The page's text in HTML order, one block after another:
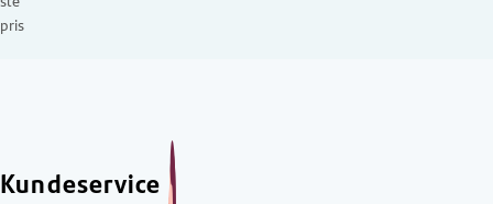
pris
Kundeservice